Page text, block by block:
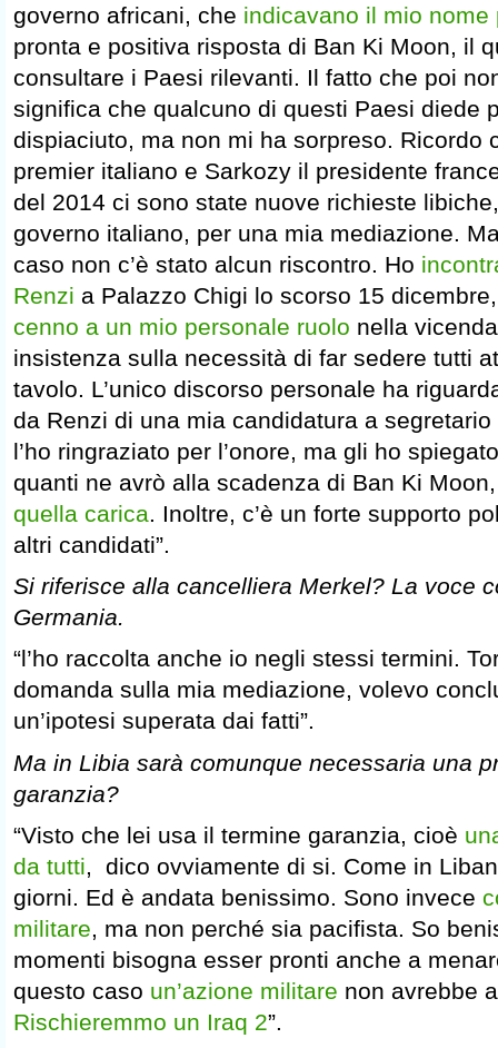
governo africani, che indicavano il mio nome
pronta e positiva risposta di Ban Ki Moon, il
consultare i Paesi rilevanti. Il fatto che poi
significa che qualcuno di questi Paesi diede
dispiaciuto, ma non mi ha sorpreso. Ricordo
premier italiano e Sarkozy il presidente
del 2014 ci sono state nuove richieste
governo italiano, per una mia mediazione.
caso non c’è stato alcun riscontro. Ho
Renzi a Palazzo Chigi lo scorso 15
cenno a un mio personale ruolo nella
insistenza sulla necessità di far sedere tutti
tavolo. L’unico discorso personale ha
da Renzi di una mia candidatura a segretario
l’ho ringraziato per l’onore, ma gli ho
quanti ne avrò alla scadenza di Ban Ki
quella carica. Inoltre, c’è un forte supporto
altri candidati”.
Si riferisce alla cancelliera Merkel? La voce
Germania.
“l’ho raccolta anche io negli stessi termini.
domanda sulla mia mediazione, volevo
un’ipotesi superata dai fatti”.
Ma in Libia sarà comunque necessaria una
garanzia?
“Visto che lei usa il termine garanzia, cioè
da tutti , dico ovviamente di si. Come in
giorni. Ed è andata benissimo. Sono invece
militare , ma non perché sia pacifista. So
momenti bisogna esser pronti anche a
questo caso un’azione militare non avrebbe
Rischieremmo un Iraq 2”.